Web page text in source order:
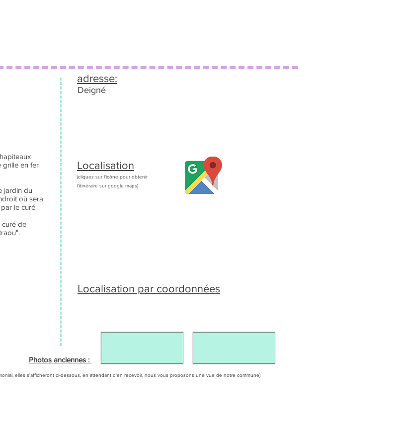
adresse:
Deigné
grille en fer
jardin du
où sera
le curé
curé de
Localisation
(cliquez sur l'icône pour obtenir
l'itinéraire sur google maps)
Localisation par coordonnées
Photos anciennes :
elles s'afficheront ci-dessous, en attendant d'en recevoir, nous vous proposons une vue de notre commune)